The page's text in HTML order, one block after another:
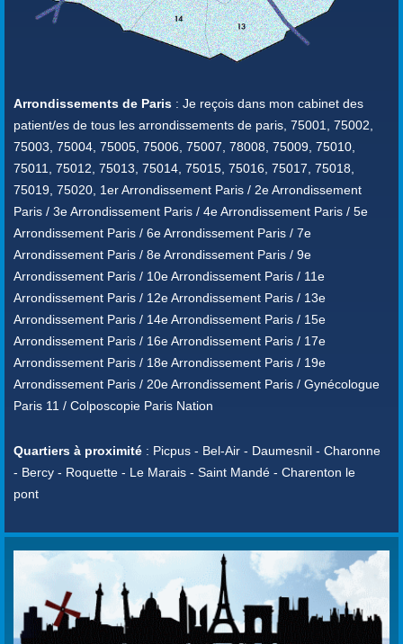
Arrondissements de Paris : Je reçois dans mon cabinet des
patient/es de tous les arrondissements de paris, 75001, 75002,
75003, 75004, 75005, 75006, 75007, 78008, 75009, 75010,
75011, 75012, 75013, 75014, 75015, 75016, 75017, 75018,
75019, 75020, 1er Arrondissement Paris / 2e Arrondissement
Paris / 3e Arrondissement Paris / 4e Arrondissement Paris / 5e
Arrondissement Paris / 6e Arrondissement Paris / 7e
Arrondissement Paris / 8e Arrondissement Paris / 9e
Arrondissement Paris / 10e Arrondissement Paris / 11e
Arrondissement Paris / 12e Arrondissement Paris / 13e
Arrondissement Paris / 14e Arrondissement Paris / 15e
Arrondissement Paris / 16e Arrondissement Paris / 17e
Arrondissement Paris / 18e Arrondissement Paris / 19e
Arrondissement Paris / 20e Arrondissement Paris / Gynécologue
Paris 11 / Colposcopie Paris Nation
Quartiers à proximité : Picpus - Bel-Air - Daumesnil - Charonne
- Bercy - Roquette - Le Marais - Saint Mandé - Charenton le
pont